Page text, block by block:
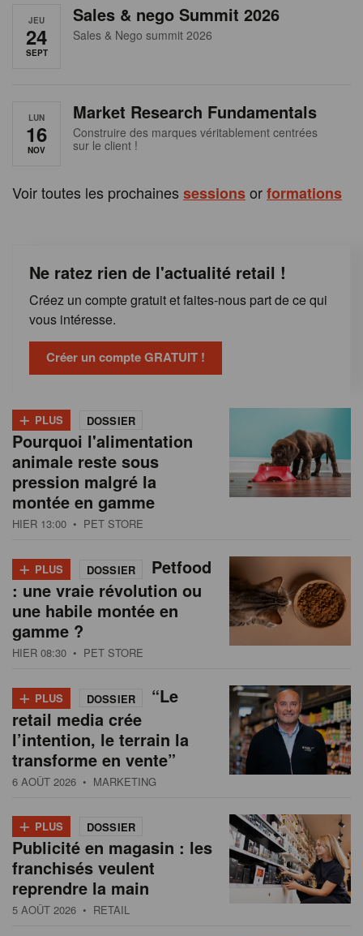
JEU
24
SEPT
Sales & nego Summit 2026
Sales & Nego summit 2026
LUN
16
NOV
Market Research Fundamentals
Construire des marques véritablement centrées
sur le client !
Voir toutes les prochaines sessionsorformations
Ne ratez rien de l'actualité retail !
Créez un compte gratuit et faites-nous part de ce qui
vous intéresse.
Créer un compte GRATUIT !
+ PLUS DOSSIER
Pourquoi l'alimentation
animale reste sous
pression malgré la
montée en gamme
HIER 13:00 • PET STORE
+ PLUS DOSSIER
Petfood
: une vraie révolution ou
une habile montée en
gamme ?
HIER 08:30 • PET STORE
+ PLUS DOSSIER
“Le
retail media crée
l’intention, le terrain la
transforme en vente”
6 AOÛT 2026 • MARKETING
+ PLUS DOSSIER
Publicité en magasin : les
franchisés veulent
reprendre la main
5 AOÛT 2026 • RETAIL